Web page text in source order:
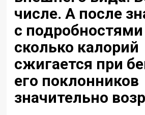
числе. А после
с
сколько калорий
сжигается при
его поклонников
значительно